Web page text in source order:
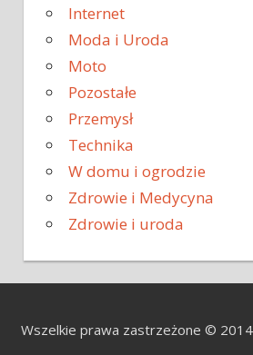
Internet
Moda i Uroda
Moto
Pozostałe
Przemysł
Technika
W domu i ogrodzie
Zdrowie i Medycyna
Zdrowie i uroda
Wszelkie prawa zastrzeżone © 2014